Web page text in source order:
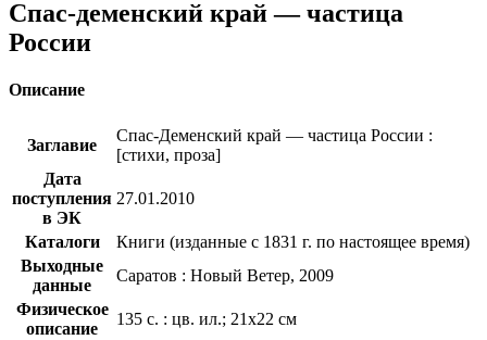
Спас-деменский край — частица
России
Описание
Заглавие
Спас-Деменский край — частица России :
[стихи, проза]
Дата
поступления
в ЭК
27.01.2010
Каталоги
Книги (изданные с 1831 г. по настоящее время)
Выходные
данные
Саратов : Новый Ветер, 2009
Физическое
описание
135 с. : цв. ил.; 21х22 см